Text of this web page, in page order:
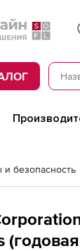
и безопасность